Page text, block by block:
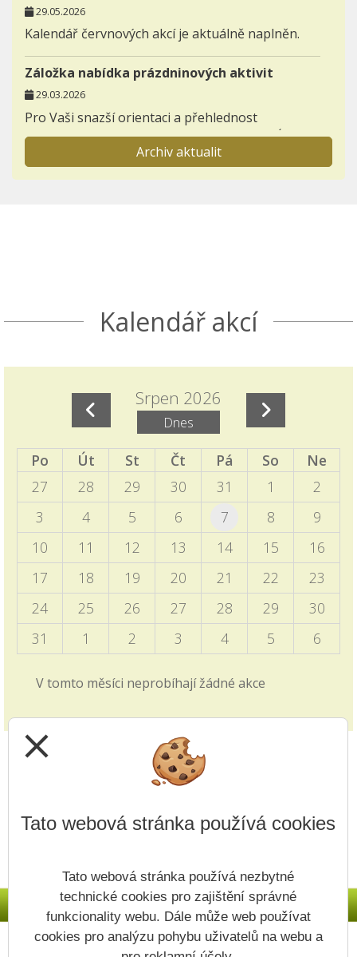
29.05.2026
Kalendář červnových akcí je aktuálně naplněn.
Záložka nabídka prázdninových aktivit
29.03.2026
Pro Vaši snazší orientaci a přehlednost
zakládáme novou záložku AKTIVITY - NABÍDKA
PRÁZDNINOVÝCH AKTIVIT.
Seznamte se s akcemi den otevřených dveří a
Škola nanečisto.
Termíny akcí aktuálně doplněných do ročního
Naleznete v ročním plánu školy a samostatném
příspěvku v blogu školy.
EVVO a ICT plány školy
06.10.2025
Zveřejněny na úřední desce
Programový týden v Sasku
04.10.2025
Informace pro vyjíždějící děti zveřejněny v blogu
školy i v záložce 2. stupně - Programový týden v
Sasku.
Zkrácené vyučování - volby
28.09.2025
v pátek 3.10. viz článek v blogu školy
Jak si vybrat střední školu?
Video z produkce ČT edu je zveřejněno v záložce
Upřesnění v článku - Nový způsob plateb
11.09.2025
Na Vaše dotazy odpovídáme v článku v Blogu
školy.
Archiv aktualit
Kalendář akcí
Srpen 2026
Dnes
Po Út St Čt Pá So
Ne
27
28 29 30 31 1
2
3
4 5 6 7 8
9
10
11 12 13 14 15
16
17
18 19 20 21 22
23
24
25 26 27 28 29
30
31
1 2 3 4 5 6
V tomto měsíci neprobíhají žádné akce
Prohlášení o přístupnosti Mapa webu Cookies
close
Tato webová stránka používá cookies
Tato webová stránka používá nezbytné
technické cookies pro zajištění správné
funkcionality webu. Dále může web používat
cookies pro analýzu pohybu uživatelů na webu a